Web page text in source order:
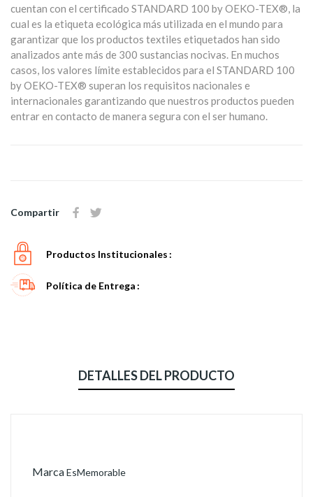
cuentan con el certificado STANDARD 100 by OEKO-TEX®, la
cual es la etiqueta ecológica más utilizada en el mundo para
garantizar que los productos textiles etiquetados han sido
analizados ante más de 300 sustancias nocivas. En muchos
casos, los valores límite establecidos para el STANDARD 100
by OEKO-TEX® superan los requisitos nacionales e
internacionales garantizando que nuestros productos pueden
entrar en contacto de manera segura con el ser humano.
Compartir
Productos Institucionales
Política de Entrega
DETALLES DEL PRODUCTO
MarcaEsMemorable